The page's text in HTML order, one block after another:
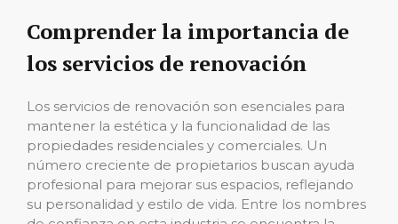
Comprender la importancia de
los servicios de renovación
Los servicios de renovación son esenciales para
mantener la estética y la funcionalidad de las
propiedades residenciales y comerciales. Un
número creciente de propietarios buscan ayuda
profesional para mejorar sus espacios, reflejando
su personalidad y estilo de vida. Entre los nombres